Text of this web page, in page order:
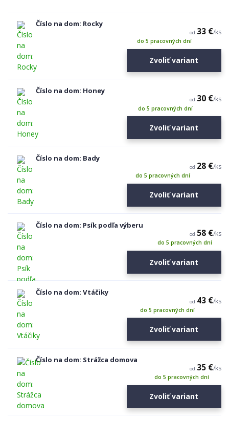
Číslo na dom: Rocky
od 33 €/ks
do 5 pracovných dní
Zvoliť variant
Číslo na dom: Honey
od 30 €/ks
do 5 pracovných dní
Zvoliť variant
Číslo na dom: Bady
od 28 €/ks
do 5 pracovných dní
Zvoliť variant
Číslo na dom: Psík podľa výberu
od 58 €/ks
do 5 pracovných dní
Zvoliť variant
Číslo na dom: Vtáčiky
od 43 €/ks
do 5 pracovných dní
Zvoliť variant
Číslo na dom: Strážca domova
od 35 €/ks
do 5 pracovných dní
Zvoliť variant